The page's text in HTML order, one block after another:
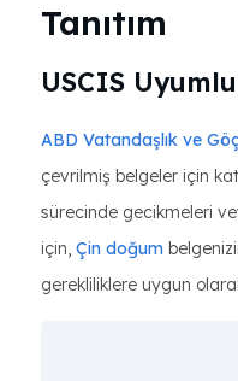
Tanıtım
USCIS
ABD Vatandaşlık ve
çevrilmiş belgeler için
sürecinde gecikmeleri
için, Çin doğum
gerekliliklere uygun